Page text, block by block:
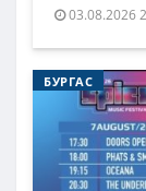
03.08.2026
БУРГАС